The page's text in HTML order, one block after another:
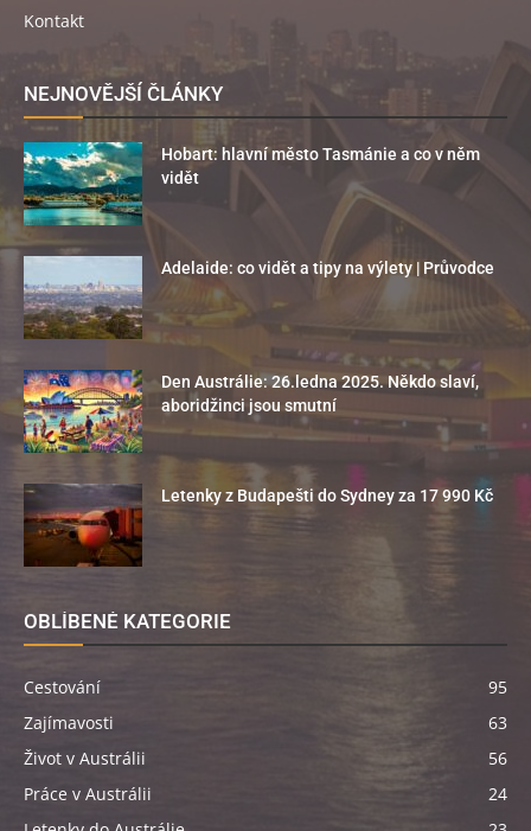
Kontakt
NEJNOVĚJŠÍ ČLÁNKY
Hobart: hlavní město Tasmánie a co v něm
vidět
Adelaide: co vidět a tipy na výlety | Průvodce
Den Austrálie: 26.ledna 2025. Někdo slaví,
aboridžinci jsou smutní
Letenky z Budapešti do Sydney za 17 990 Kč
OBLÍBENÉ KATEGORIE
Cestování
95
Zajímavosti
63
Život v Austrálii
56
Práce v Austrálii
24